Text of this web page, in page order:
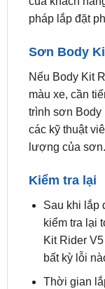
pháp lắp đặt
Sơn Body
Nếu Body Kit
màu xe, cần
trình sơn
các kỹ thuật
lượng của sơn.
Kiểm tra lại
Sau khi lắp
kiểm tra lại
Kit Rider
bất kỳ lỗi
Thời gian